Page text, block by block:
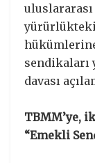
yürürlükteki
sendikaları
davası
TBMM’ye,
“Emekli